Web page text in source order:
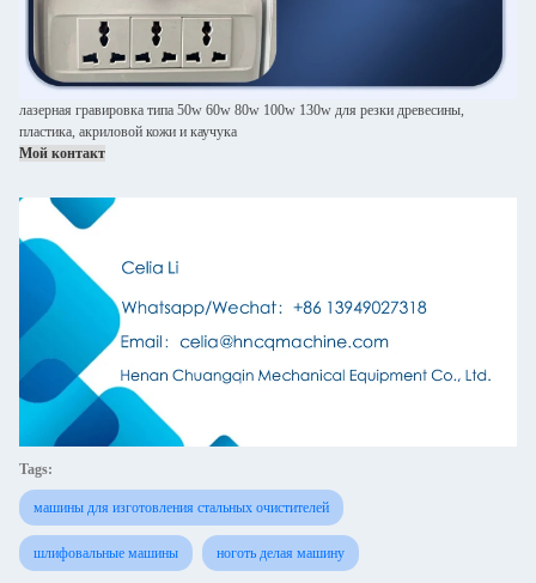
лазерная гравировка типа 50w 60w 80w 100w 130w для резки древесины,
пластика, акриловой кожи и каучука
Мой контакт
Tags:
машины для изготовления стальных очистителей
шлифовальные машины ноготь делая машину